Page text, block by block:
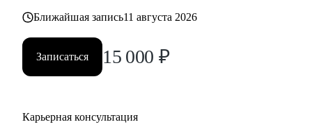
также замотивировать на движение к желаемой цели.
Ближайшая запись11 августа 2026
Записаться 15 000 ₽
Карьерная консультация